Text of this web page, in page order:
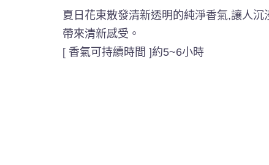
夏日花束散發清新透明的純淨香氣,讓人
帶來清新感受。
[ 香氣可持續時間 ]約5~6小時